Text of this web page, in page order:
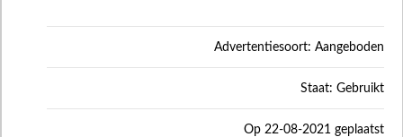
Advertentiesoort: Aangeboden
Staat: Gebruikt
Op 22-08-2021 geplaatst